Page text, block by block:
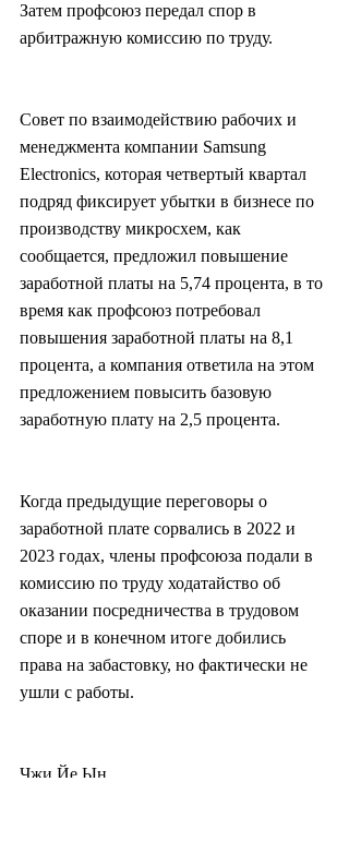
Затем профсоюз передал спор в
арбитражную комиссию по труду.
Совет по взаимодействию рабочих и
менеджмента компании Samsung
Electronics, которая четвертый квартал
подряд фиксирует убытки в бизнесе по
производству микросхем, как
сообщается, предложил повышение
заработной платы на 5,74 процента, в то
время как профсоюз потребовал
повышения заработной платы на 8,1
процента, а компания ответила на этом
предложением повысить базовую
заработную плату на 2,5 процента.
Когда предыдущие переговоры о
заработной плате сорвались в 2022 и
2023 годах, члены профсоюза подали в
комиссию по труду ходатайство об
оказании посредничества в трудовом
споре и в конечном итоге добились
права на забастовку, но фактически не
ушли с работы.
Чжи Йе Ын